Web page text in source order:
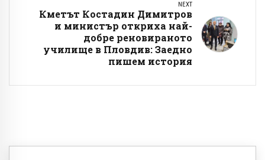
NEXT
Кметът Костадин Димитров
и министър откриха най-
добре реновираното
училище в Пловдив: Заедно
пишем история